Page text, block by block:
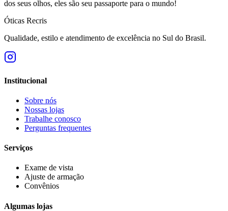
dos seus olhos, eles são seu passaporte para o mundo!
Óticas Recris
Qualidade, estilo e atendimento de excelência no Sul do Brasil.
Institucional
Sobre nós
Nossas lojas
Trabalhe conosco
Perguntas frequentes
Serviços
Exame de vista
Ajuste de armação
Convênios
Algumas lojas